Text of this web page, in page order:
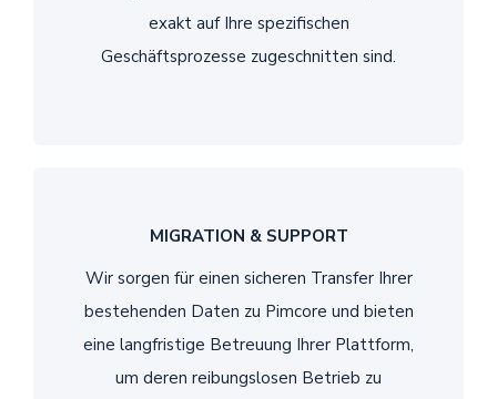
exakt auf Ihre spezifischen
Geschäftsprozesse zugeschnitten sind.
MIGRATION & SUPPORT
Wir sorgen für einen sicheren Transfer Ihrer
bestehenden Daten zu Pimcore und bieten
eine langfristige Betreuung Ihrer Plattform,
um deren reibungslosen Betrieb zu